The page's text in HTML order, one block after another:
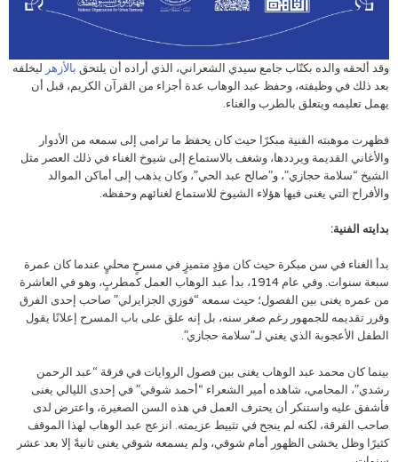
وقد ألحقه والده بكتّاب جامع سيدي الشعراني، الذي أراده أن يلتحق بالأزهر ليخلفه
بعد ذلك في وظيفته، وحفظ عبد الوهاب عدة أجزاء من القرآن الكريم، قبل أن
يهمل تعليمه ويتعلق بالطرب والغناء.
فظهرت موهبته الفنية مبكرًا حيث كان يحفظ ما ترامى إلى سمعه من الأدوار
والأغاني القديمة ويرددها، وشغف بالاستماع إلى شيوخ الغناء في ذلك العصر مثل
الشيخ “سلامة حجازي”، و”صالح عبد الحي”، وكان يذهب إلى أماكن الموالد
والأفراح التي يغنى فيها هؤلاء الشيوخ للاستماع لغنائهم وحفظه.
بدايته الفنية:
بدأ الغناء في سن مبكرة حيث كان مؤدٍ متميزٍ في مسرحٍ محليٍ عندما كان عمرة
سبعة سنوات. وفي عام 1914، بدأ عبد الوهاب العمل كمطربٍ، وهو في العاشرة
من عمره يغنى بين الفصول؛ حيث سمعه “فوزي الجزايرلي” صاحب إحدى الفرق
وقرر تقديمه للجمهور رغم صغر سنه، بل إنه علق على باب المسرح إعلانًا يقول
الطفل الأعجوبة الذي يغني لـ”سلامة حجازي”.
بينما كان محمد عبد الوهاب يغنى بين فصول الروايات في فرقة “عبد الرحمن
رشدي”، المحامي، شاهده أمير الشعراء “أحمد شوقي” في إحدى الليالي يغنى
فأشفق عليه واستنكر أن يحترف العمل في هذه السن الصغيرة، واعترض لدى
صاحب الفرقة، لكنه لم ينجح في تثبيط عزيمته. انزعج عبد الوهاب لهذا الموقف
كثيرًا وظل يخشى الظهور أمام شوقي، ولم يسمعه شوقي يغنى ثانيةً إلا بعد عشر